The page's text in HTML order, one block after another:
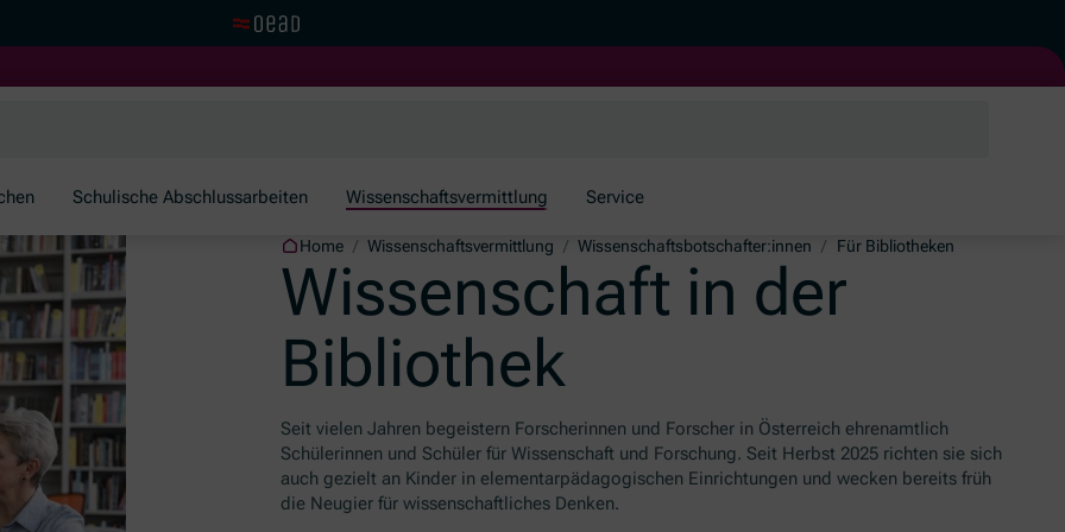
Schulische Abschlussarbeiten Wissenschaftsvermittlung Service
Home / Wissenschaftsvermittlung / Wissenschaftsbotschafter:innen / Für Bibliotheken
Wissenschaft in der
Bibliothek
Seit vielen Jahren begeistern Forscherinnen und Forscher in Österreich ehrenamtlich
Schülerinnen und Schüler für Wissenschaft und Forschung. Seit Herbst 2025 richten sie sich
auch gezielt an Kinder in elementarpädagogischen Einrichtungen und wecken bereits früh
die Neugier für wissenschaftliches Denken.